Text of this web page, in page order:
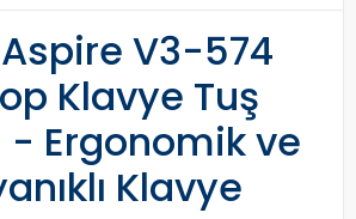
V3-574
Klavye Tuş
- Ergonomik ve
Klavye